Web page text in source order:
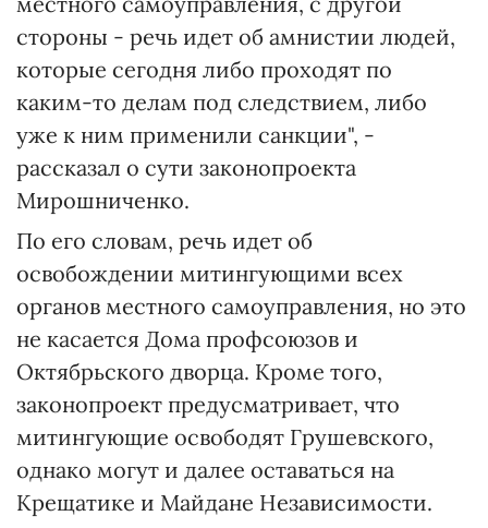
стороны - речь идет об амнистии людей,
которые сегодня либо проходят по
каким-то делам под следствием, либо
уже к ним применили санкции", -
рассказал о сути законопроекта
Мирошниченко.
По его словам, речь идет об
освобождении митингующими всех
органов местного самоуправления, но это
не касается Дома профсоюзов и
Октябрьского дворца. Кроме того,
законопроект предусматривает, что
митингующие освободят Грушевского,
однако могут и далее оставаться на
Крещатике и Майдане Независимости.